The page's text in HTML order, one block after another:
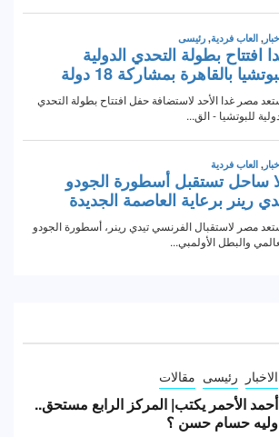
الاخبار رئيسى مقالات
أحمد الأحمر يكتب| المركز الرابع مستحق..
وليه حسام حسن ؟